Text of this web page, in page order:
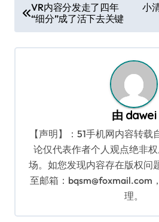
章
导
VR内容分发走了四年
“细分”成了活下去关键
小
由 dawei
【声明】：51手机网内容转
论仅代表作者个人观点绝非
场。如您发现内容存在版权问
至邮箱：bqsm@foxmail.com
理。